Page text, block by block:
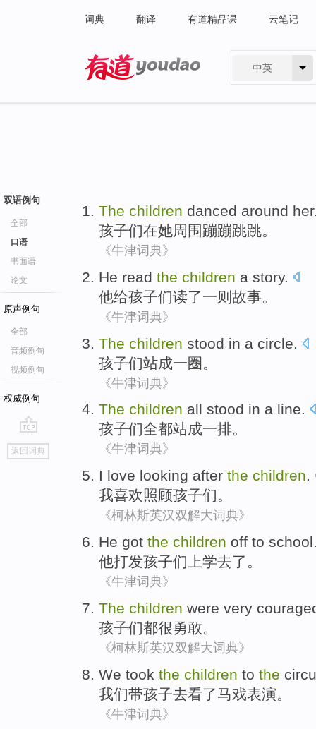
词典 翻译 有道精品课 云笔记
中英
双语例句
全部
口语
书面语
论文
原声例句
全部
音频例句
视频例句
权威例句
go
top
返回词典
The children danced around her
孩子们在她周围蹦蹦跳跳。
《牛津词典》
He read the children a story.
他给孩子们读了一则 故事。
《牛津词典》
The children stood in a circle
孩子们站成一圈。
《牛津词典》
The children all stood in a line.
孩子们全都站成一排。
《牛津词典》
I love looking after the children.
我喜欢照顾孩子们。
《柯林斯英汉双解大词典》
He got the children off to
他打发孩子们 上学去了 。
《牛津词典》
The children were very
孩子们都很勇敢。
《柯林斯英汉双解大词典》
We took the children to the
我们带孩子去看了马戏表演。
《牛津词典》